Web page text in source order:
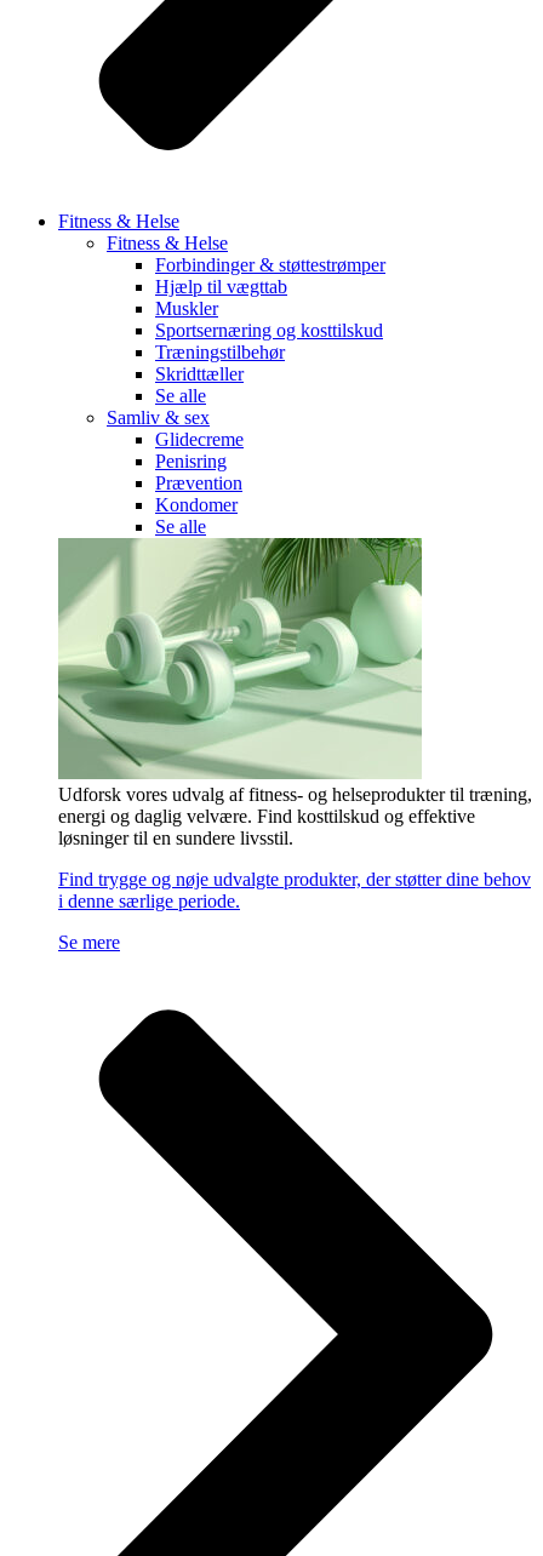
Fitness & Helse
Fitness & Helse
Forbindinger & støttestrømper
Hjælp til vægttab
Muskler
Sportsernæring og kosttilskud
Træningstilbehør
Skridttæller
Se alle
Samliv & sex
Glidecreme
Penisring
Prævention
Kondomer
Se alle
Udforsk vores udvalg af fitness- og helseprodukter til træning,
energi og daglig velvære. Find kosttilskud og effektive
løsninger til en sundere livsstil.
Find trygge og nøje udvalgte produkter, der støtter dine behov
i denne særlige periode.
Se mere